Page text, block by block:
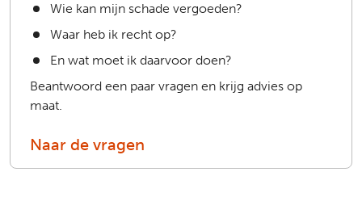
Wie kan mijn schade vergoeden?
Waar heb ik recht op?
En wat moet ik daarvoor doen?
Beantwoord een paar vragen en krijg advies op
maat.
Naar de vragen